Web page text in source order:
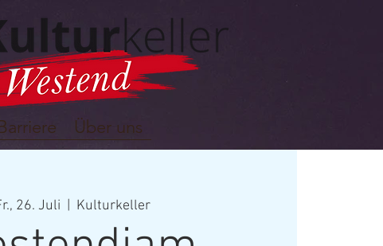
Über uns
26. Juli Kulturkeller